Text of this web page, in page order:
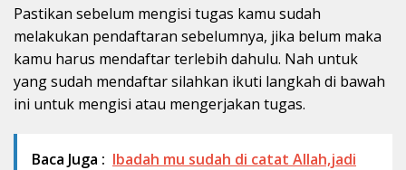
Pastikan sebelum mengisi tugas kamu sudah
melakukan pendaftaran sebelumnya, jika belum maka
kamu harus mendaftar terlebih dahulu. Nah untuk
yang sudah mendaftar silahkan ikuti langkah di bawah
ini untuk mengisi atau mengerjakan tugas.
Baca Juga : Ibadah mu sudah di catat Allah,jadi